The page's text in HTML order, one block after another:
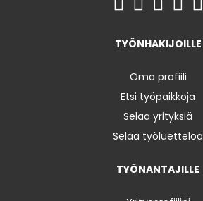
TYÖNHAKIJOILLE
Oma profiili
Etsi työpaikkoja
Selaa yrityksiä
Selaa työluetteloa
TYÖNANTAJILLE